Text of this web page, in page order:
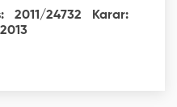
2011/24732 Karar: